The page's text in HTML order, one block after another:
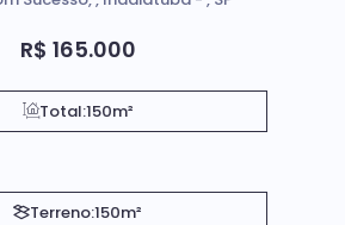
R$ 165.000
Total:150m²
Terreno:150m²